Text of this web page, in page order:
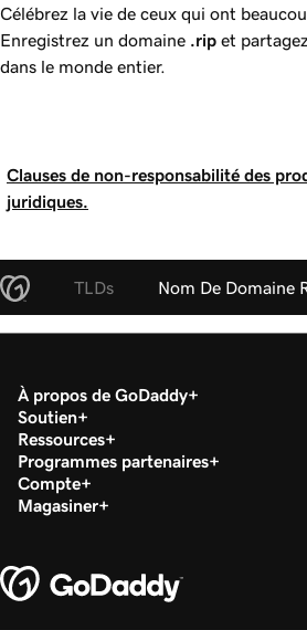
Célébrez la vie de ceux qui ont
Enregistrez un domaine .rip et
dans le monde entier.
Clauses de non-responsabilité des
juridiques.
TLDs Nom De Domaine
À propos de GoDaddy
Soutien
Ressources
Programmes partenaires
Compte
Magasiner